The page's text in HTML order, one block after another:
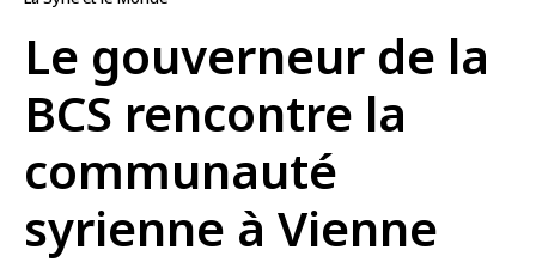
Le gouverneur de la
BCS rencontre la
communauté
syrienne à Vienne